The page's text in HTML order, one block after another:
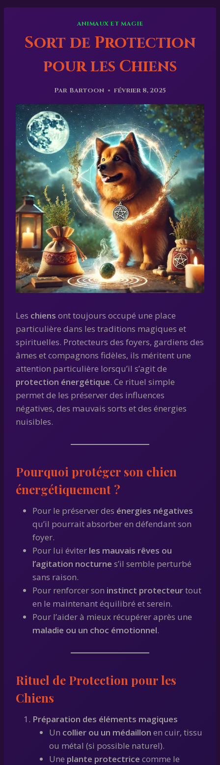
ANIMAUX ET MAGIE
Sort de Protection
pour les Chiens
Par Bartoon février 8, 2025
Les chiens ont toujours occupé une place
particulière dans les traditions magiques et
spirituelles. Protecteurs des foyers, gardiens des
âmes et compagnons fidèles, ils méritent une
attention particulière lorsqu’il s’agit de
protection énergétique. Ce rituel simple
permet de les préserver des influences
négatives, des mauvais sorts et des énergies
nuisibles.
Pourquoi protéger son chien
énergétiquement ?
Pour le préserver des énergies négatives
qu’il pourrait absorber en défendant son
foyer.
Pour lui éviter les mauvais rêves ou
l’agitation nocturne s’il semble perturbé
sans raison.
Pour renforcer son instinct protecteurtout
en le maintenant équilibré et serein.
Pour l’aider à mieux récupérer après une
maladie ou un choc émotionnel.
Rituel de Protection pour les
Chiens
Préparation des éléments magiques
Un collier ou un médaillon en cuir, tissu
ou métal (si possible naturel).
Une plante protectrice comme le